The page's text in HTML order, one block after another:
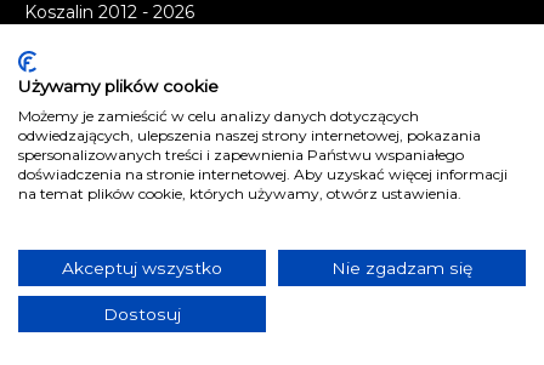
Koszalin 2012 - 2026
jakichkolwiek artykułów i materiałów zamieszczonych w
portalu www.ekoszalin.pl jest dozwolone wyłącznie z
zachowaniemwarunków korzystania z treści. Użycie treści
wykraczające poza ww. warunki, w jakikolwiek sposób, jest
zabronione bez pisemnej zgody firmy Plejada. Dowiedz
się, w jaki sposób możesz uzyskaćlicencję na
Naruszenie tych zasad jest łamaniem prawa i grozi
odpowiedzialnością karną.
Wszelkie prawa zastrzeżone
Używamy plików cookie
Możemy je zamieścić w celu analizy danych dotyczących
odwiedzających, ulepszenia naszej strony internetowej, pokazania
spersonalizowanych treści i zapewnienia Państwu wspaniałego
doświadczenia na stronie internetowej. Aby uzyskać więcej informacji
na temat plików cookie, których używamy, otwórz ustawienia.
Akceptuj wszystko Nie zgadzam się
Dostosuj